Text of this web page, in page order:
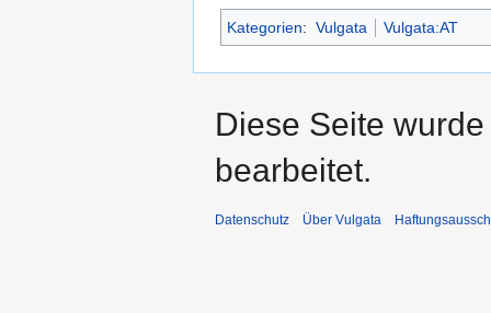
Kategorien: Vulgata Vulgata:AT
Diese Seite
bearbeitet.
Datenschutz Über Vulgata